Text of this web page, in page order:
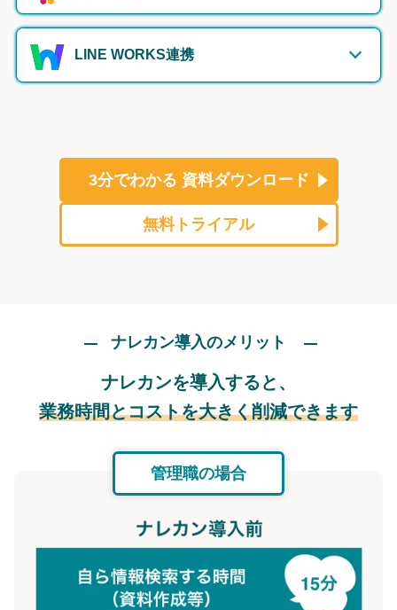
LINE WORKS連携
3分でわかる 資料ダウンロード
無料トライアル
ナレカン導入のメリット
ナレカンを導入すると、
業務時間とコストを大きく削減できます
管理職の場合